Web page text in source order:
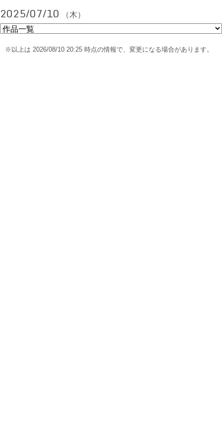
2025/07/10 （木）
※以上は 2026/08/10 20:25 時点の情報で、変更になる場合があります。